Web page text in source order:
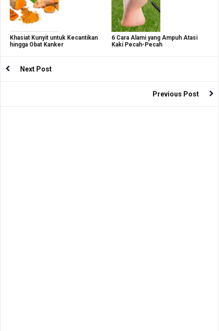
Khasiat Kunyit untuk Kecantikan
hingga Obat Kanker
6 Cara Alami yang Ampuh Atasi
Kaki Pecah-Pecah
Next Post
Previous Post